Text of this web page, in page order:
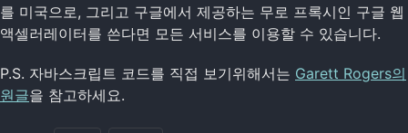
를 미국으로, 그리고 구글에서 제공하는 무로 프록시인 구글 웹
액셀러레이터를 쓴다면 모든 서비스를 이용할 수 있습니다.
P.S. 자바스크립트 코드를 직접 보기위해서는 Garett Rogers의
원글을 참고하세요.